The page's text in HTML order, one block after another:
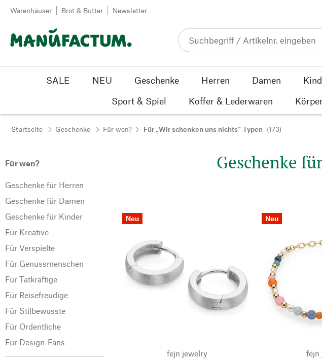
Zum Inhalt springen
Warenhäuser Brot & Butter Newsletter
SALE NEU Geschenke Herren Damen
Sport & Spiel
Koffer & Lederwaren
Startseite Geschenke Für wen? Für „Wir schenken uns nichts“-Typen (173)
Für wen?
Geschenke für Herren
Geschenke für Damen
Geschenke für Kinder
Für Kreative
Für Verspielte
Für Genussmenschen
Für Tatkräftige
Für Reisefreudige
Für Stilbewusste
Für Ordentliche
Für Design-Fans
Geschenke
Neu
fejn jewelry
Neu
fejn